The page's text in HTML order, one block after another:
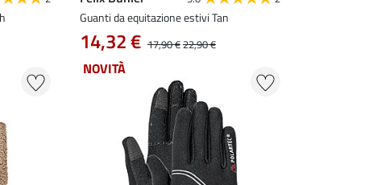
Guanti da equitazione estivi Tan
14,32 € 17,90 €22,90 €
NOVITÀ